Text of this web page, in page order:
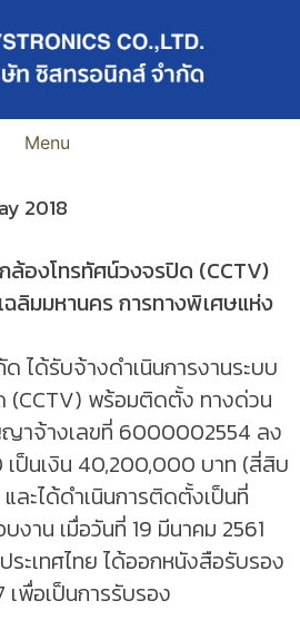
Menu
2018
ล้องโทรทัศน์วงจรปิด (CCTV)
ลิมมหานคร การทางพิเศษแห่ง
ได้รับจ้างดำเนินการงานระบบ
(CCTV) พร้อมติดตั้ง ทางด่วน
าจ้างเลขที่ 6000002554 ลง
เป็นเงิน 40,200,000 บาท (สี่สิบ
ละได้ดำเนินการติดตั้งเป็นที่
งาน เมื่อวันที่ 19 มีนาคม 2561
ะเทศไทย ได้ออกหนังสือรับรอง
พื่อเป็นการรับรอง